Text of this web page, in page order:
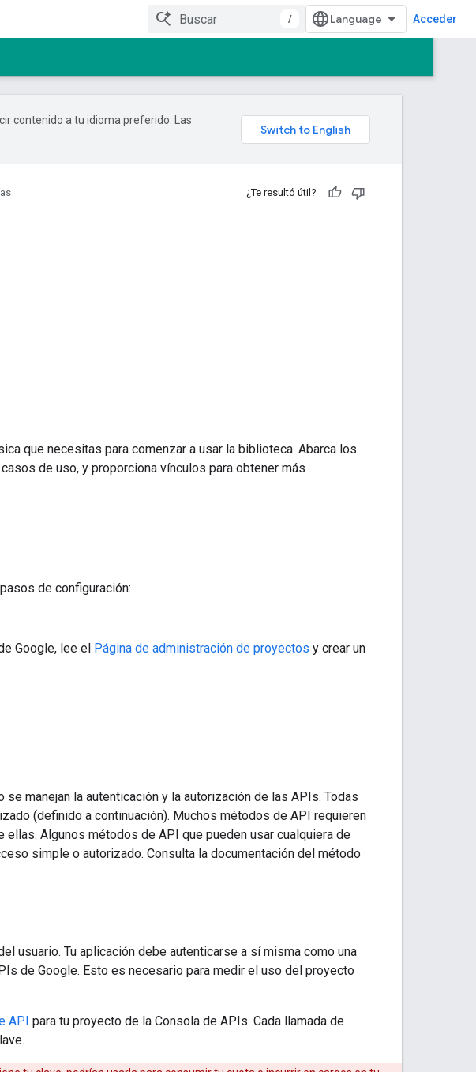
/ Acceder
contenido a tu idioma preferido. Las
¿Te resultó útil?
que necesitas para comenzar a usar la biblioteca. Abarca los
de uso, y proporciona vínculos para obtener más
de configuración:
Google, lee el Página de administración de proyectos y crear un
manejan la autenticación y la autorización de las APIs. Todas
(definido a continuación). Muchos métodos de API requieren
ellas. Algunos métodos de API que pueden usar cualquiera de
simple o autorizado. Consulta la documentación del método
usuario. Tu aplicación debe autenticarse a sí misma como una
de Google. Esto es necesario para medir el uso del proyecto
API para tu proyecto de la Consola de APIs. Cada llamada de